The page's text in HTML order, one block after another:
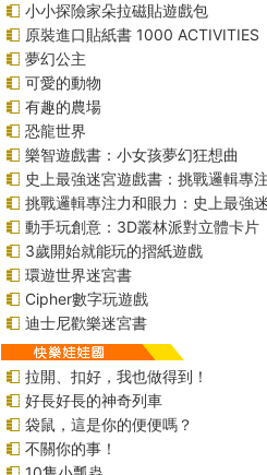
小小探險家朵拉磁貼遊戲包
原裝進口貼紙書 1000 ACTIVITIES
夢幻公主
可愛的動物
有趣的農場
恐龍世界
樂智遊戲書：小女孩夢幻狂想曲
史上最強迷宮遊戲書：挑戰邏輯專
挑戰邏輯專注力和眼力：史上最強
動手玩創意：3D叢林派對立體卡片
3歲開始就能玩的摺紙遊戲
環遊世界迷宮書
Cipher數字玩遊戲
迪士尼歡樂迷宮書
拉開、扣好，我也做得到！
好長好長的神奇列車
袋鼠，這是你的便便嗎？
不關你的事！